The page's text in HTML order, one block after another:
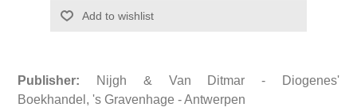
Publisher: Nijgh & Van Ditmar - Diogenes'
Boekhandel, 's Gravenhage - Antwerpen